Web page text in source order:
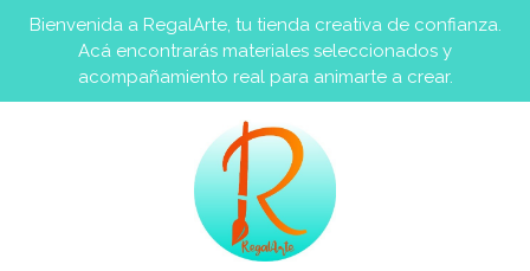
Bienvenida a RegalArte, tu tienda creativa de confianza.
Acá encontrarás materiales seleccionados y
acompañamiento real para animarte a crear.